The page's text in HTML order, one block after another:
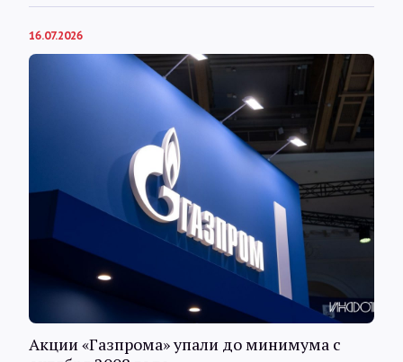
16.07.2026
Акции «Газпрома» упали до минимума с